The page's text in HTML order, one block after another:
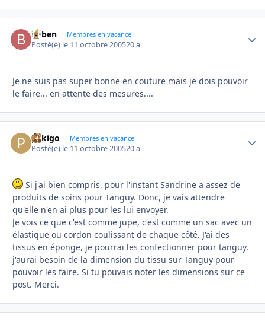
baben Membres en vacance
Posté(e) le 11 octobre 200520 a
Je ne suis pas super bonne en couture mais je dois pouvoir
le faire... en attente des mesures....
pekigo Membres en vacance
Posté(e) le 11 octobre 200520 a
Si j'ai bien compris, pour l'instant Sandrine a assez de
produits de soins pour Tanguy. Donc, je vais attendre
qu'elle n'en ai plus pour les lui envoyer.
Je vois ce que c'est comme jupe, c'est comme un sac avec un
élastique ou cordon coulissant de chaque côté. J'ai des
tissus en éponge, je pourrai les confectionner pour tanguy,
j'aurai besoin de la dimension du tissu sur Tanguy pour
pouvoir les faire. Si tu pouvais noter les dimensions sur ce
post. Merci.